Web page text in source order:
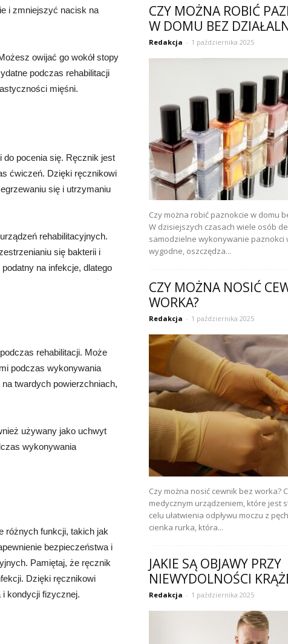
i zmniejszyć nacisk na
owijać go wokół stopy
podczas rehabilitacji
mięśni.
do pocenia się. Ręcznik jest
ćwiczeń. Dzięki ręcznikowi
się i utrzymaniu
rehabilitacyjnych.
się bakterii i
na infekcje, dlatego
rehabilitacji. Może
podczas wykonywania
twardych powierzchniach,
używany jako uchwyt
wykonywania
różnych funkcji, takich jak
bezpieczeństwa i
Pamiętaj, że ręcznik
Dzięki ręcznikowi
kondycji fizycznej.
CZY MOŻNA ROBIĆ
W DOMU BEZ
Redakcja - 1 października 2025
Czy można robić paznokcie w domu
W dzisiejszych czasach wiele osób
samodzielne wykonywanie paznokci
wygodne, oszczędza...
CZY MOŻNA NOSIĆ
WORKA?
Redakcja - 1 października 2025
Czy można nosić cewnik bez worka?
medycznym urządzeniem, które jest
celu ułatwienia odpływu moczu z
cienka rurka, która...
JAKIE SĄ OBJAWY PRZY
NIEWYDOLNOŚCI
Redakcja - 1 października 2025